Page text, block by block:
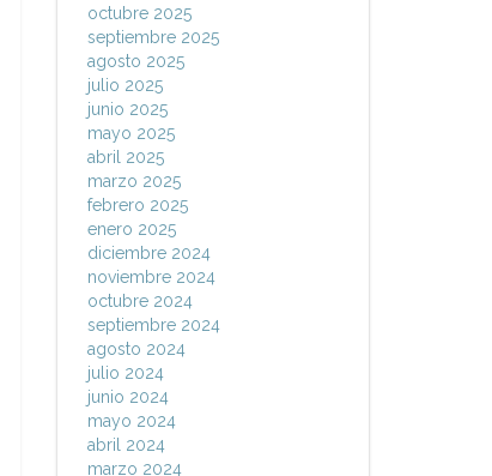
octubre 2025
septiembre 2025
agosto 2025
julio 2025
junio 2025
mayo 2025
abril 2025
marzo 2025
febrero 2025
enero 2025
diciembre 2024
noviembre 2024
octubre 2024
septiembre 2024
agosto 2024
julio 2024
junio 2024
mayo 2024
abril 2024
marzo 2024